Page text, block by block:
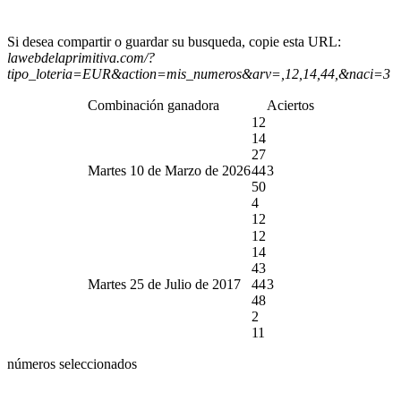
Si desea compartir o guardar su busqueda, copie esta URL:
lawebdelaprimitiva.com/?
tipo_loteria=EUR&action=mis_numeros&arv=,12,14,44,&naci=3
Combinación ganadora Aciertos
Martes 10 de Marzo de 2026
12
14
27
44
50
4
12
3
Martes 25 de Julio de 2017
12
14
43
44
48
2
11
3
números seleccionados